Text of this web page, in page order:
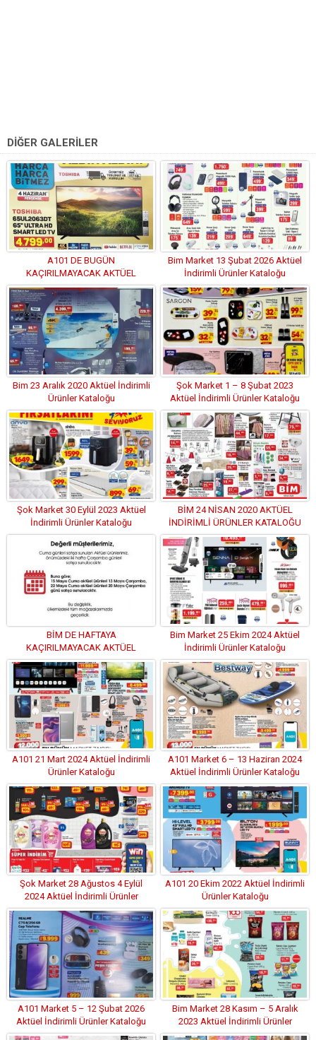
DİĞER GALERİLER
A101 DE BUGÜN
KAÇIRILMAYACAK AKTÜEL
FIRSATLI ÜRÜNLER KATALOĞU
Bim Market 13 Şubat 2026 Aktüel
İndirimli Ürünler Kataloğu
Bim 23 Aralık 2020 Aktüel İndirimli
Ürünler Kataloğu
Şok Market 1 – 8 Şubat 2023
Aktüel İndirimli Ürünler Kataloğu
Şok Market 30 Eylül 2023 Aktüel
İndirimli Ürünler Kataloğu
BİM 24 NİSAN 2020 AKTÜEL
İNDİRİMLİ ÜRÜNLER KATALOĞU
(BU FIRSAT KAÇMAZ)
BİM DE HAFTAYA
KAÇIRILMAYACAK AKTÜEL
İNDİRİMLİ ÜRÜNLER KATALOĞU
Bim Market 25 Ekim 2024 Aktüel
İndirimli Ürünler Kataloğu
A101 21 Mart 2024 Aktüel İndirimli
Ürünler Kataloğu
A101 Market 6 – 13 Haziran 2024
Aktüel İndirimli Ürünler Kataloğu
Şok Market 28 Ağustos 4 Eylül
2024 Aktüel İndirimli Ürünler
Kataloğu
A101 20 Ekim 2022 Aktüel İndirimli
Ürünler Kataloğu
A101 Market 5 – 12 Şubat 2026
Aktüel İndirimli Ürünler Kataloğu
Bim Market 28 Kasım – 5 Aralık
2023 Aktüel İndirimli Ürünler
Kataloğu